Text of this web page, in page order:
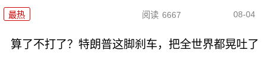
最热 阅读 6667 08-04
算了不打了？特朗普这脚刹车，把全世界都晃吐了